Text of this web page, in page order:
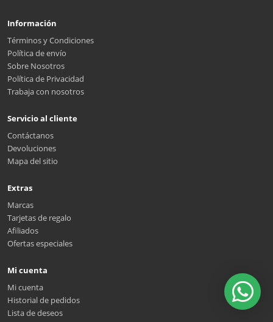
Información
Términos y Condiciones
Política de envío
Sobre Nosotros
Política de Privacidad
Trabaja con nosotros
Servicio al cliente
Contáctanos
Devoluciones
Mapa del sitio
Extras
Marcas
Tarjetas de regalo
Afiliados
Ofertas especiales
Mi cuenta
Mi cuenta
Historial de pedidos
Lista de deseos